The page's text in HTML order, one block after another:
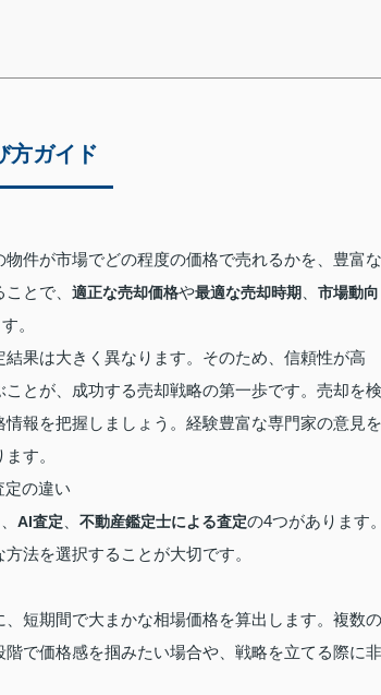
方ガイド
件が市場でどの程度の価格で売れるかを、豊富な
とで、 適正な売却価格や最適な売却時期
市場動向
。
果は大きく異なります。そのため、信頼性が高
とが、成功する売却戦略の第一歩です。売却を検
報を把握しましょう。経験豊富な専門家の意見を
す。
定の違い
AI査定 不動産鑑定士による査定の4つがあります
法を選択することが大切です。
短期間で大まかな相場価格を算出します。複数の
で価格感を掴みたい場合や、戦略を立てる際に非